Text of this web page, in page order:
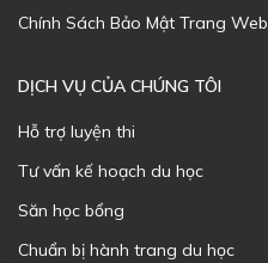
Chính Sách Bảo Mật Trang Web
DỊCH VỤ CỦA CHÚNG TÔI
Hỗ trợ luyện thi
Tư vấn kế hoạch du học
Săn học bổng
Chuẩn bị hành trang du học